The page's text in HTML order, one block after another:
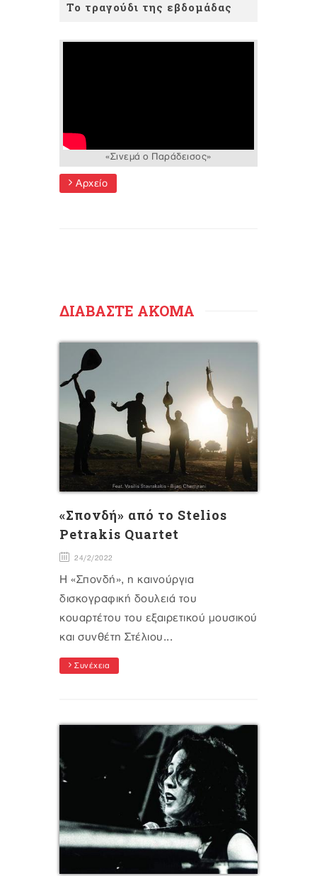
Το τραγούδι της εβδομάδας
«Σινεμά ο Παράδεισος»
Αρχείο
ΔΙΑΒΑΣΤΕ ΑΚΟΜΑ
«Σπονδή» από το Stelios
Petrakis Quartet
24/2/2022
Η «Σπονδή», η καινούργια
δισκογραφική δουλειά του
κουαρτέτου του εξαιρετικού μουσικού
και συνθέτη Στέλιου...
Συνέχεια